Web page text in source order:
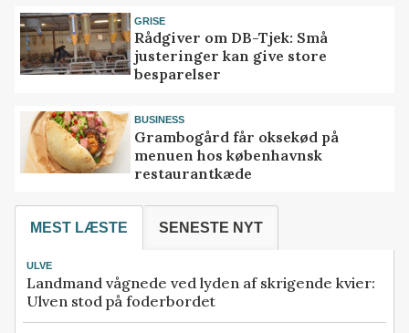
GRISE
Rådgiver om DB-Tjek: Små
justeringer kan give store
besparelser
BUSINESS
Grambogård får oksekød på
menuen hos københavnsk
restaurantkæde
MEST LÆSTE SENESTE NYT
ULVE
Landmand vågnede ved lyden af skrigende kvier:
Ulven stod på foderbordet